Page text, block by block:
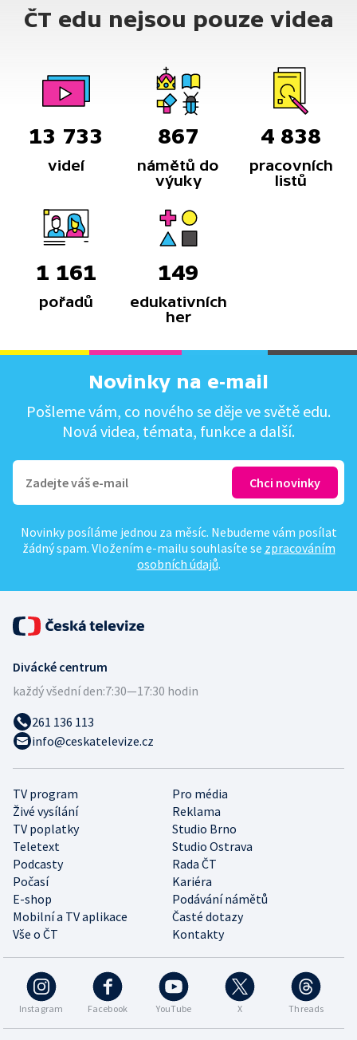
ČT edu nejsou pouze videa
13 733
videí
867
námětů do
výuky
4 838
pracovních
listů
1 161
pořadů
149
edukativních
her
Novinky na e-mail
Pošleme vám, co nového se děje ve světě edu.
Nová videa, témata, funkce a další.
Novinky posíláme jednou za měsíc. Nebudeme vám posílat
žádný spam. Vložením e-mailu souhlasíte se zpracováním
osobních údajů.